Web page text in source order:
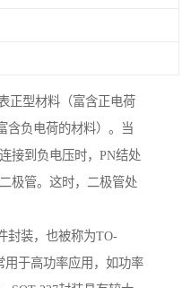
正型材料（富含正电荷
含负电荷的材料）。当
接到负电压时，PN结处
极管。这时，二极管处
封装，也被称为TO-
用于高功率应用，如功率